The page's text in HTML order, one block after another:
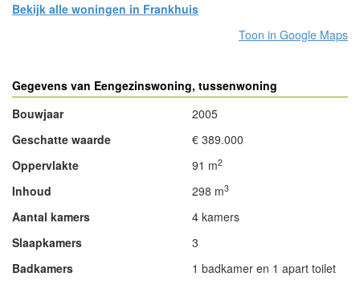
Bekijk alle woningen in Frankhuis
Toon in Google Maps
Gegevens van Eengezinswoning, tussenwoning
Bouwjaar
2005
Geschatte waarde
€ 389.000
Oppervlakte
91 m2
Inhoud 298 m3
Aantal kamers
4 kamers
Slaapkamers
3
Badkamers
1 badkamer en 1 apart toilet